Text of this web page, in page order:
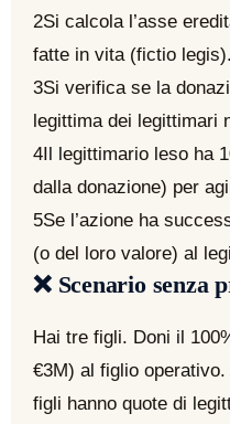
2Si calcola l’asse
fatte in vita (fictio legis).
3Si verifica se la
legittima dei legittimari
4Il legittimario leso ha
dalla donazione) per
5Se l’azione ha
(o del loro valore) al
❌ Scenario senza
Hai tre figli. Doni il
€3M) al figlio
figli hanno quote di